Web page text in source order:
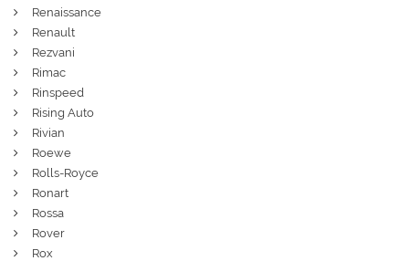
Renaissance
Renault
Rezvani
Rimac
Rinspeed
Rising Auto
Rivian
Roewe
Rolls-Royce
Ronart
Rossa
Rover
Rox